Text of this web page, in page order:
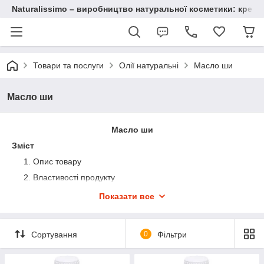
Naturalissimo – виробництво натуральної косметики:
Товари та послуги Олії натуральні Масло ши
Масло ши
Масло ши
Зміст
Опис товару
Властивості продукту
Застосування в косметології
Переваги продукції
Показати все
Сортування 0 Фільтри